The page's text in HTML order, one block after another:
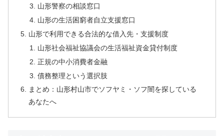
山形警察の相談窓口
山形の生活困窮者自立支援窓口
山形で利用できる合法的な借入先・支援制度
山形社会福祉協議会の生活福祉資金貸付制度
正規の中小消費者金融
債務整理という選択肢
まとめ：山形村山市でソフヤミ・ソフ闇を探している
あなたへ